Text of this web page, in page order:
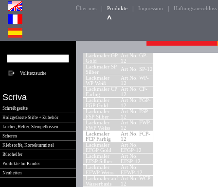
Über uns Produkte Impressum Haftungsausschluss
Scriva
Schreibgeräte
Holzgefasste Stifte + Zubehör
Locher, Hefter, Stempelkissen
Scheren
Klebstoffe, Korrekturmittel
Bürohelfer
Produkte für Kinder
Neuheiten
Lackmaler GP
Gold
Art No. GP-
12
Lackmaler SP
Silber
Art No. SP-12
Lackmaler
WP Weiß
Art No. WP-
12
Lackmaler CP
Farbig
Art No. CP-
12
Lackmaler
FGP Gold
Art No. FGP-
12
Lackmaler
FSP Silber
Art No. FSP-
12
Lackmaler
FWP Weiss
Art No. FWP-
12
Lackmaler
FCP Farbig
Art No. FCP-
12
Lackmaler
EFGP Gold
Art No.
EFGP-12
Lackmaler
EFSP Silber
Art No.
EFSP-12
Lackmaler
EFWP Weiss
Art No.
EFWP-12
Lackmaler auf
Wasserbasis
Art No. WCP-
12